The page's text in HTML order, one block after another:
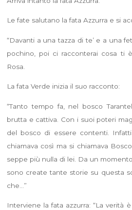
Le fate salutano la fata Azzurra e si
“Davanti a una tazza di te’ e a una
pochino, poi ci racconterai cosa ti
Rosa.
La fata Verde inizia il suo racconto:
“Tanto tempo fa, nel bosco
brutta e cattiva. Con i suoi poteri
del bosco di essere contenti.
chiamava così ma si chiamava
seppe più nulla di lei. Da un momento
sono create tante storie su questa
che…”
Interviene la fata azzurra: “La verità